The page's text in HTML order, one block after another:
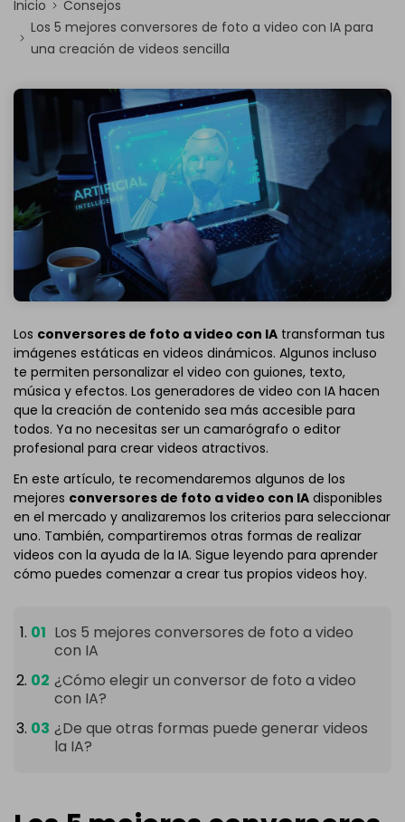
Inicio
Consejos
Los 5 mejores conversores de foto a video con IA para
una creación de videos sencilla
Los conversores de foto a video con IA transforman tus
imágenes estáticas en videos dinámicos. Algunos incluso
te permiten personalizar el video con guiones, texto,
música y efectos. Los generadores de video con IA hacen
que la creación de contenido sea más accesible para
todos. Ya no necesitas ser un camarógrafo o editor
profesional para crear videos atractivos.
En este artículo, te recomendaremos algunos de los
mejores conversores de foto a video con IA disponibles
en el mercado y analizaremos los criterios para seleccionar
uno. También, compartiremos otras formas de realizar
videos con la ayuda de la IA. Sigue leyendo para aprender
cómo puedes comenzar a crear tus propios videos hoy.
Los 5 mejores conversores de foto a video
con IA
¿Cómo elegir un conversor de foto a video
con IA?
¿De que otras formas puede generar videos
la IA?